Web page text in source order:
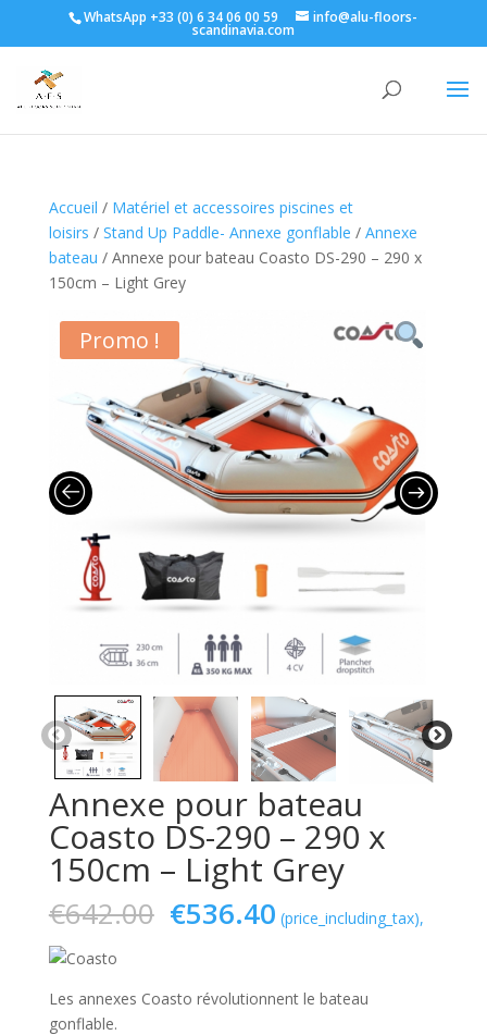
WhatsApp +33 (0) 6 34 06 00 59 info@alu-floors-
scandinavia.com
Accueil / Matériel et accessoires piscines et
loisirs / Stand Up Paddle- Annexe gonflable / Annexe
bateau / Annexe pour bateau Coasto DS-290 – 290 x
150cm – Light Grey
Promo !
Annexe pour bateau
Coasto DS-290 – 290 x
150cm – Light Grey
€642.00 Le
prix
était :
€642.00.
€536.40Le
prix
est :
€536.40.
(price_including_tax),
Les annexes Coasto révolutionnent le bateau
gonflable.